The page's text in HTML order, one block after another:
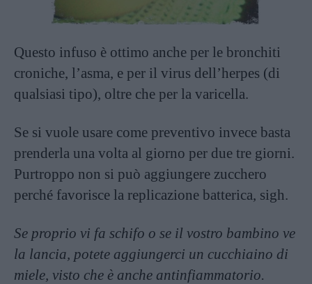
Questo infuso è ottimo anche per le bronchiti
croniche, l’asma, e per il virus dell’herpes (di
qualsiasi tipo), oltre che per la varicella.
Se si vuole usare come preventivo invece basta
prenderla una volta al giorno per due tre giorni.
Purtroppo non si può aggiungere zucchero
perché favorisce la replicazione batterica, sigh.
Se proprio vi fa schifo o se il vostro bambino ve
la lancia, potete aggiungerci un cucchiaino di
miele, visto che è anche antinfiammatorio.